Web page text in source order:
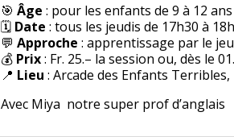
🎯Âge : pour les enfants de 9 à 12 ans
🗓️ Date : tous les jeudis de 17h30 à
💬Approche : apprentissage par le
💰 Prix: Fr. 25.– la session ou, dès le
📍 Lieu : Arcade des Enfants
Avec Miya notre super prof d’anglais